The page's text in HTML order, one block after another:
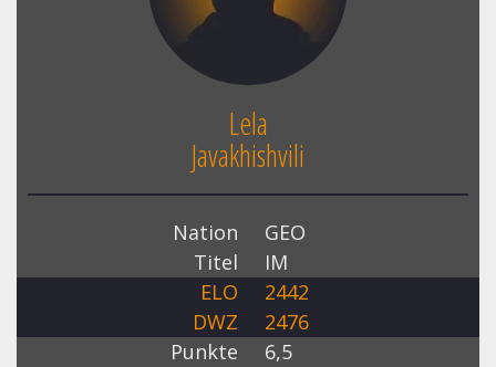
Lela
Javakhishvili
Nation
GEO
Titel
IM
ELO
2442
DWZ
2476
Punkte
6,5